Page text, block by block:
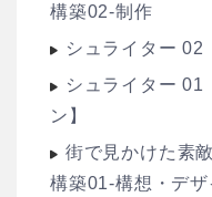
構築02-制作
シュライター 02
シュライター 01
ン】
街で見かけた素
構築01-構想・デザ